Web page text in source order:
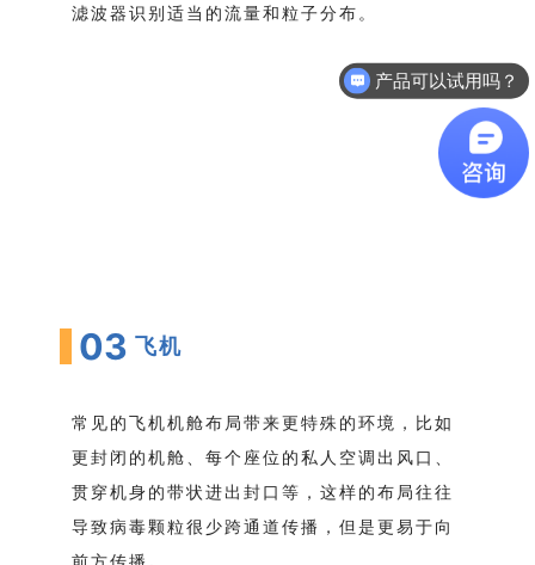
滤波器识别适当的流量和粒子分布。
03 飞机
常见的飞机机舱布局带来更特殊的环境，比如
更封闭的机舱、每个座位的私人空调出风口、
贯穿机身的带状进出封口等，这样的布局往往
导致病毒颗粒很少跨通道传播，但是更易于向
前方传播。
软件有折扣吗？